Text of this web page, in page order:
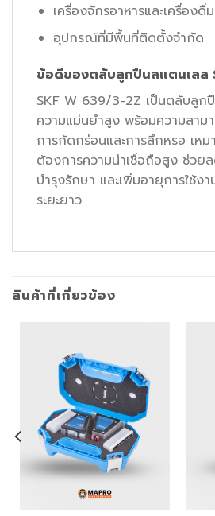
เครื่องจักรอาหารและเครื่องดื่ม
อุปกรณ์ที่มีพื้นที่ติดตั้งจำกัด
ข้อดีของตลับลูกปืนสแตนเลส
SKF W 639/3-2Z เป็นตลับลูก
ความแม่นยำสูง พร้อมความสาม
การกัดกร่อนและการสึกหรอ เหม
ต้องการความน่าเชื่อถือสูง ช่วยล
บำรุงรักษา และเพิ่มอายุการใช้ง
ระยะยาว
สินค้าที่เกี่ยวข้อง